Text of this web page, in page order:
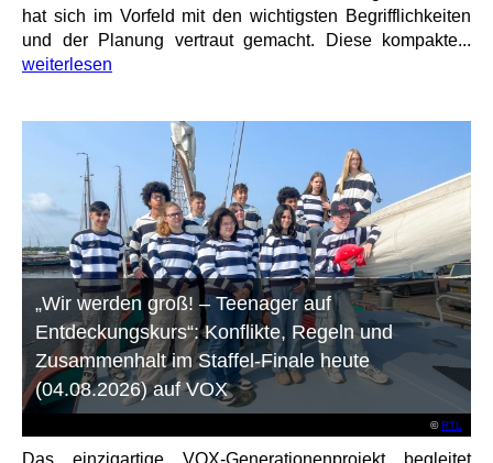
hat sich im Vorfeld mit den wichtigsten Begrifflichkeiten
und der Planung vertraut gemacht. Diese kompakte...
weiterlesen
©RTL
„Wir werden groß! – Teenager auf
Entdeckungskurs“: Konflikte, Regeln und
Zusammenhalt im Staffel-Finale heute
(04.08.2026) auf VOX
Das einzigartige VOX-Generationenprojekt begleitet